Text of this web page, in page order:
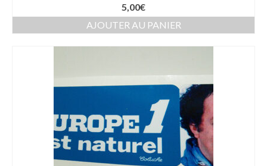
5,00€
AJOUTER AU PANIER